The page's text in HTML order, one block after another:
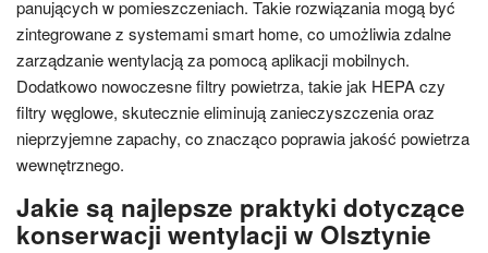
panujących w pomieszczeniach. Takie rozwiązania mogą być
zintegrowane z systemami smart home, co umożliwia zdalne
zarządzanie wentylacją za pomocą aplikacji mobilnych.
Dodatkowo nowoczesne filtry powietrza, takie jak HEPA czy
filtry węglowe, skutecznie eliminują zanieczyszczenia oraz
nieprzyjemne zapachy, co znacząco poprawia jakość powietrza
wewnętrznego.
Jakie są najlepsze praktyki dotyczące
konserwacji wentylacji w Olsztynie